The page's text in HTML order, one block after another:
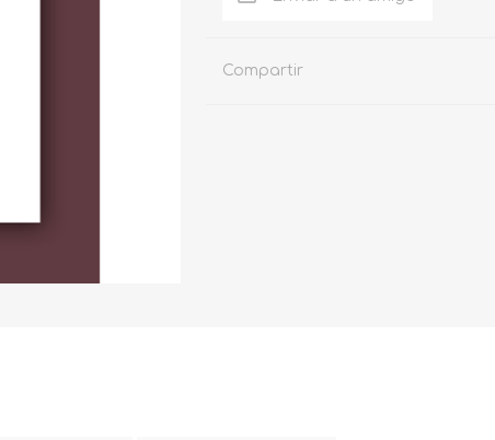
Compartir